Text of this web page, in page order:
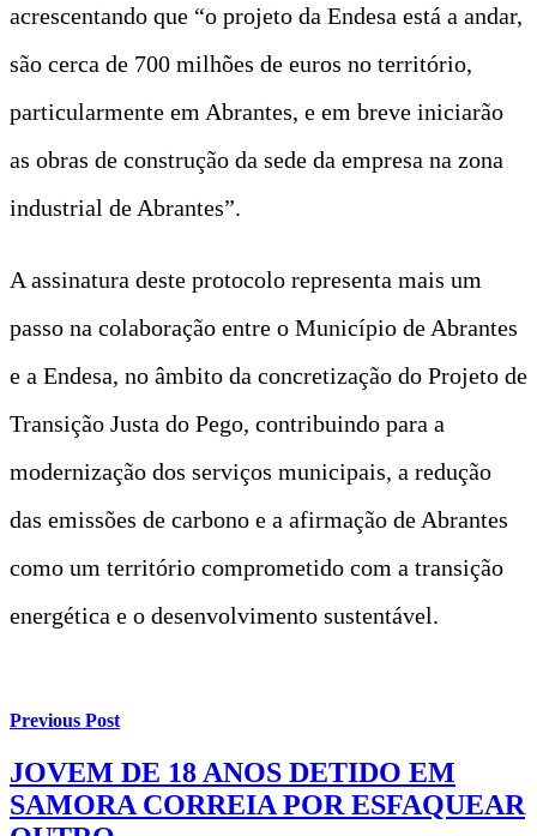
acrescentando que “o projeto da Endesa está a andar,
são cerca de 700 milhões de euros no território,
particularmente em Abrantes, e em breve iniciarão
as obras de construção da sede da empresa na zona
industrial de Abrantes”.
A assinatura deste protocolo representa mais um
passo na colaboração entre o Município de Abrantes
e a Endesa, no âmbito da concretização do Projeto de
Transição Justa do Pego, contribuindo para a
modernização dos serviços municipais, a redução
das emissões de carbono e a afirmação de Abrantes
como um território comprometido com a transição
energética e o desenvolvimento sustentável.
Previous Post
JOVEM DE 18 ANOS DETIDO EM
SAMORA CORREIA POR ESFAQUEAR